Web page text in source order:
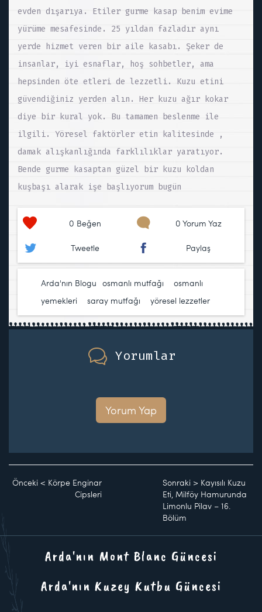
evden dışarıya. Etiler gurme kasap benim evime
yürüme mesafesinde. 25 yıldan fazladır aynı
yerde hizmet veren bir aile kasabı. Şeker de
insanlar, iyi esnaflar, hoş sohbetler, ama
hepsinden öte etleri de lezzetli. Kuzu etini
güvendiğiniz yerden alın. Her kuzu ağır kokar
diye bir kural yok. Bu tamamen beslenme ile
ilgili. Yöresel faktörler etin kalitesinde ,
damak alışkanlığında farklılıklar yaratıyor.
Bende gurme kasaptan güzel bir kuzu koldan
kuşbaşı alarak işe başlıyorum bugün
0 Beğen 0 Yorum Yaz
Tweetle Paylaş
Arda'nın Blogu osmanlı mutfağı
osmanlı
yemekleri
saray mutfağı yöresel lezzetler
Yorumlar
Yorum Yap
Önceki < Körpe Enginar
Cipsleri
Sonraki > Kayısılı Kuzu
Eti, Milföy Hamurunda
Limonlu Pilav – 16.
Bölüm
Arda'nın Mont Blanc Güncesi
Arda'nın Kuzey Kutbu Güncesi